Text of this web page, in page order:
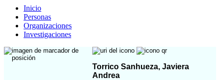
Inicio
Personas
Organizaciones
Investigaciones
Torrico Sanhueza, Javiera
Andrea